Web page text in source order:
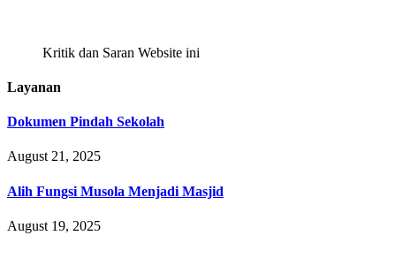
Kritik dan Saran Website ini
Layanan
Dokumen Pindah Sekolah
August 21, 2025
Alih Fungsi Musola Menjadi Masjid
August 19, 2025